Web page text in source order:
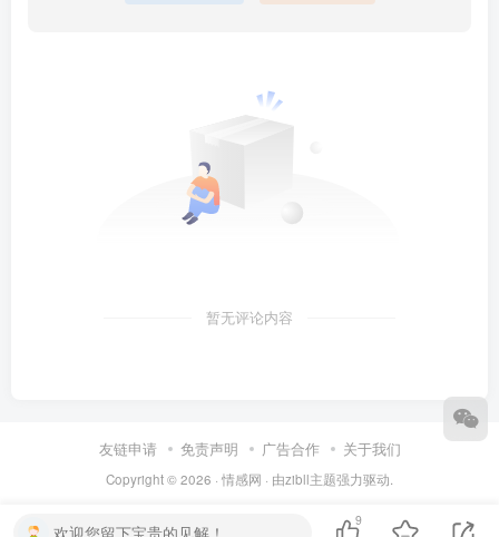
暂无评论内容
友链申请 免责声明 广告合作 关于我们
Copyright © 2026 · 情感网 · 由zibll主题强力驱动.
欢迎您留下宝贵的见解！
9